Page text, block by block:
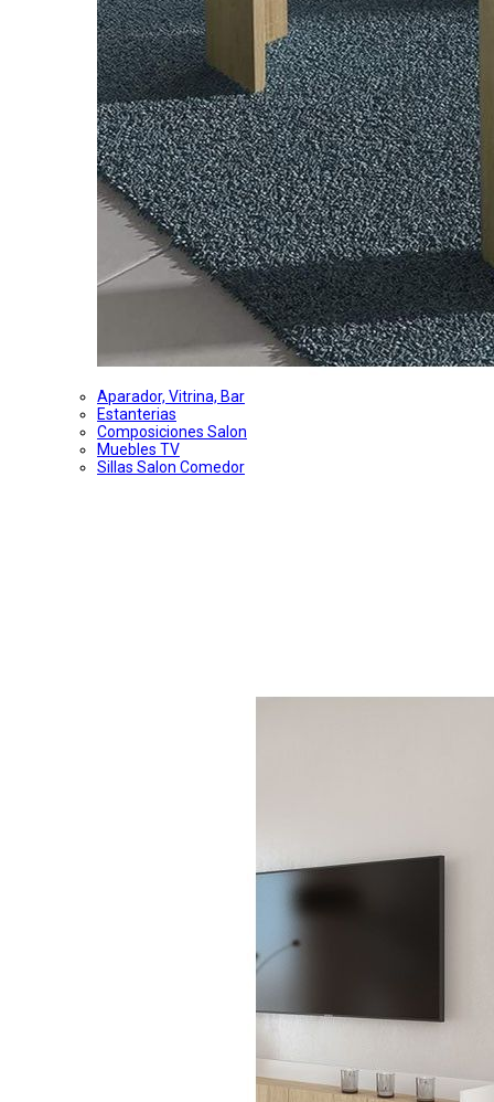
Aparador, Vitrina, Bar
Estanterias
Composiciones Salon
Muebles TV
Sillas Salon Comedor